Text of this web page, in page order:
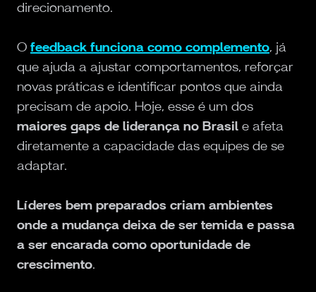
direcionamento.
O feedback funciona como complemento, já
que ajuda a ajustar comportamentos, reforçar
novas práticas e identificar pontos que ainda
precisam de apoio. Hoje, esse é um dos
maiores gaps de liderança no Brasil e afeta
diretamente a capacidade das equipes de se
adaptar.
Líderes bem preparados criam ambientes
onde a mudança deixa de ser temida e passa
a ser encarada como oportunidade de
crescimento.